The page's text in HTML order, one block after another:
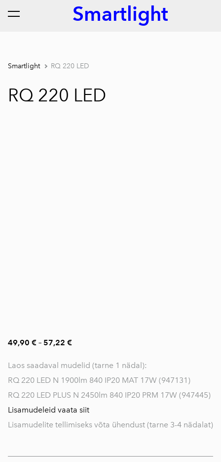
Smartlight
lisati ostukorvi. Vaata ostukorvi
Smartlight RQ 220 LED
RQ 220 LED
49,90 € – 57,22 €
Laos saadaval mudelid (tarne 1 nädal):
RQ 220 LED N 1900lm 840 IP20 MAT 17W (947131)
RQ 220 LED PLUS N 2450lm 840 IP20 PRM 17W (947445)
Lisamudeleid vaata siit
Lisamudelite tellimiseks võta ühendust (tarne 3-4 nädalat)